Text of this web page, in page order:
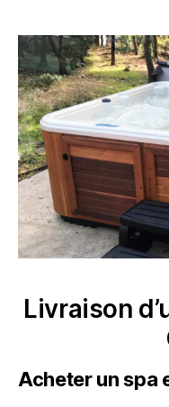
Livraison
Acheter un spa